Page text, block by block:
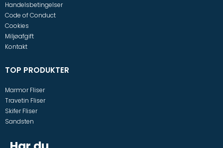
Handelsbetingelser
Code of Conduct
Cookies
Miljøafgift
Kontakt
TOP PRODUKTER
Marmor Fliser
Travetin Fliser
Skifer Fliser
Sandsten